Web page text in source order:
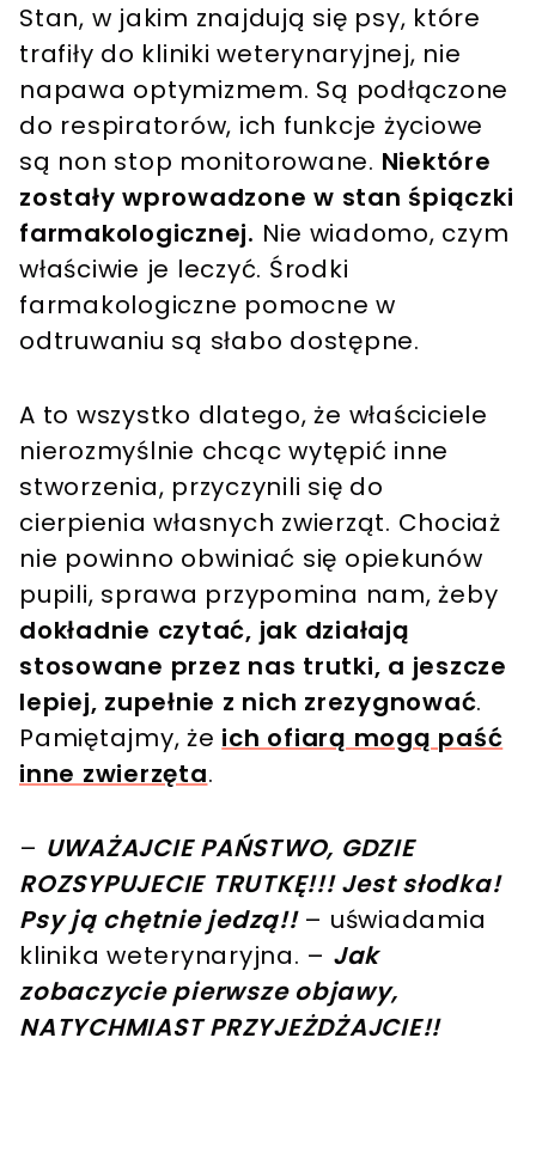
Stan, w jakim znajdują się psy, które
trafiły do kliniki weterynaryjnej, nie
napawa optymizmem. Są podłączone
do respiratorów, ich funkcje życiowe
są non stop monitorowane. Niektóre
zostały wprowadzone w stan śpiączki
farmakologicznej. Nie wiadomo, czym
właściwie je leczyć. Środki
farmakologiczne pomocne w
odtruwaniu są słabo dostępne.
A to wszystko dlatego, że właściciele
nierozmyślnie chcąc wytępić inne
stworzenia, przyczynili się do
cierpienia własnych zwierząt. Chociaż
nie powinno obwiniać się opiekunów
pupili, sprawa przypomina nam, żeby
dokładnie czytać, jak działają
stosowane przez nas trutki, a jeszcze
lepiej, zupełnie z nich zrezygnować.
Pamiętajmy, że ich ofiarą mogą paść
inne zwierzęta.
– UWAŻAJCIE PAŃSTWO, GDZIE
ROZSYPUJECIE TRUTKĘ!!! Jest słodka!
Psy ją chętnie jedzą!!– uświadamia
klinika weterynaryjna. – Jak
zobaczycie pierwsze objawy,
NATYCHMIAST PRZYJEŻDŻAJCIE!!